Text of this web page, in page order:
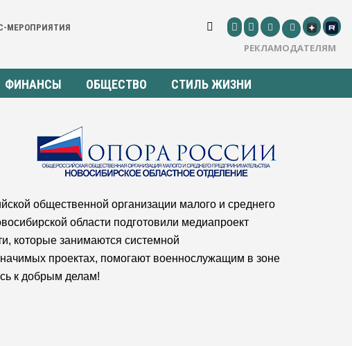
МЕРОПРИЯТИЯ
РЕКЛАМОДАТЕЛЯМ
ФИНАНСЫ ОБЩЕСТВО СТИЛЬ ЖИЗНИ
общественной организации малого и среднего
области подготовили медиапроект
которые занимаются системной
проектах, помогают военнослужащим в зоне
к добрым делам!